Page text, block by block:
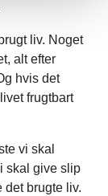
liv. Noget
alt efter
hvis det
frugtbart
vi skal
skal give slip
brugte liv.